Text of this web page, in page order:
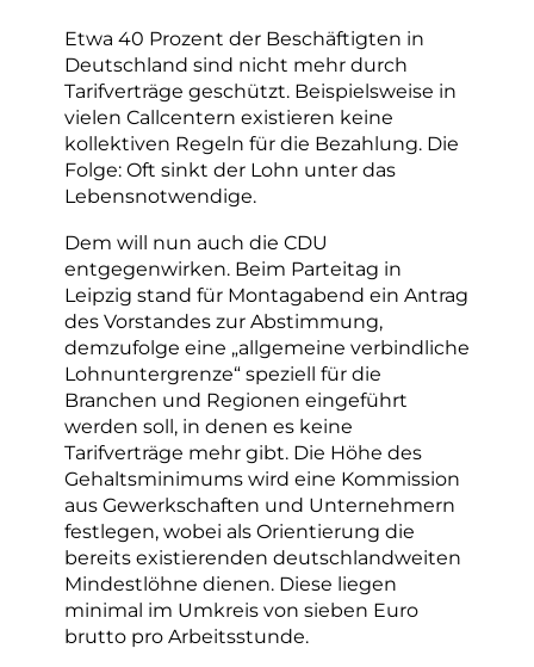
Etwa 40 Prozent der Beschäftigten in
Deutschland sind nicht mehr durch
Tarifverträge geschützt. Beispielsweise in
vielen Callcentern existieren keine
kollektiven Regeln für die Bezahlung. Die
Folge: Oft sinkt der Lohn unter das
Lebensnotwendige.
Dem will nun auch die CDU
entgegenwirken. Beim Parteitag in
Leipzig stand für Montagabend ein Antrag
des Vorstandes zur Abstimmung,
demzufolge eine „allgemeine verbindliche
Lohnuntergrenze“ speziell für die
Branchen und Regionen eingeführt
werden soll, in denen es keine
Tarifverträge mehr gibt. Die Höhe des
Gehaltsminimums wird eine Kommission
aus Gewerkschaften und Unternehmern
festlegen, wobei als Orientierung die
bereits existierenden deutschlandweiten
Mindestlöhne dienen. Diese liegen
minimal im Umkreis von sieben Euro
brutto pro Arbeitsstunde.